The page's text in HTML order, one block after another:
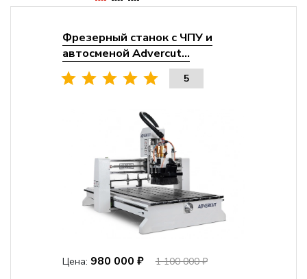
Фрезерный станок с ЧПУ и
автосменой Advercut...
5
Цена: 980 000 ₽
1 100 000 ₽